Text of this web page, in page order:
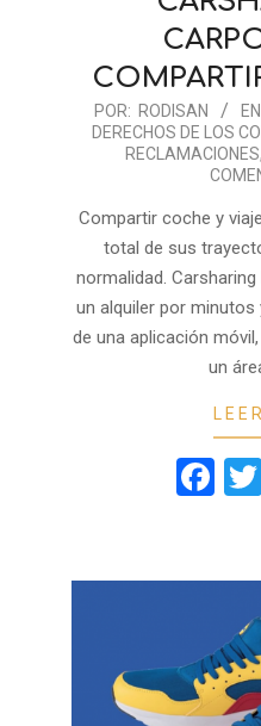
2020-
07-
POR: RODISAN
DERECHOS DE LOS
RECLAMACIONES,
Compartir coche y
total de sus
normalidad.
un alquiler por minutos
de una aplicación
un